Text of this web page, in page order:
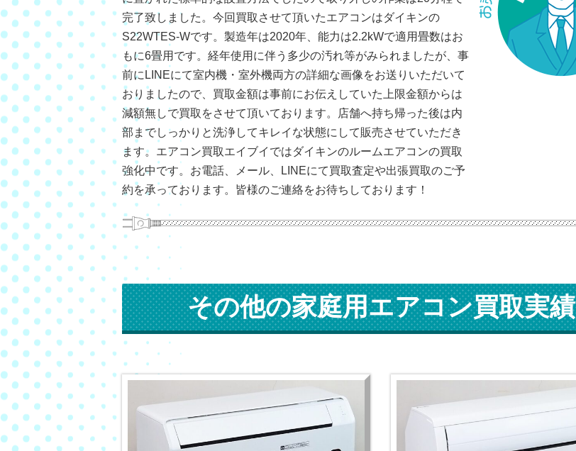
完了致しました。今回買取させて頂いたエアコンはダイキンの
S22WTES-Wです。製造年は2020年、能力は2.2kWで適用畳数はお
もに6畳用です。経年使用に伴う多少の汚れ等がみられましたが、事
前にLINEにて室内機・室外機両方の詳細な画像をお送りいただいて
おりましたので、買取金額は事前にお伝えしていた上限金額からは
減額無しで買取をさせて頂いております。店舗へ持ち帰った後は内
部までしっかりと洗浄してキレイな状態にして販売させていただき
ます。エアコン買取エイブイではダイキンのルームエアコンの買取
強化中です。お電話、メール、LINEにて買取査定や出張買取のご予
約を承っております。皆様のご連絡をお待ちしております！
その他の家庭用エアコン買取実績